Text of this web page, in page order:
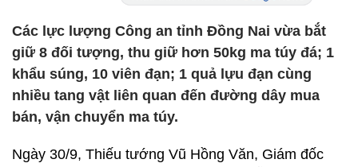
Các lực lượng Công an tỉnh Đồng Nai vừa bắt
giữ 8 đối tượng, thu giữ hơn 50kg ma túy đá; 1
khẩu súng, 10 viên đạn; 1 quả lựu đạn cùng
nhiều tang vật liên quan đến đường dây mua
bán, vận chuyển ma túy.
Ngày 30/9, Thiếu tướng Vũ Hồng Văn, Giám đốc